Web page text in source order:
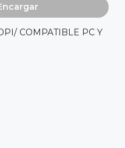
COMPATIBLE PC Y